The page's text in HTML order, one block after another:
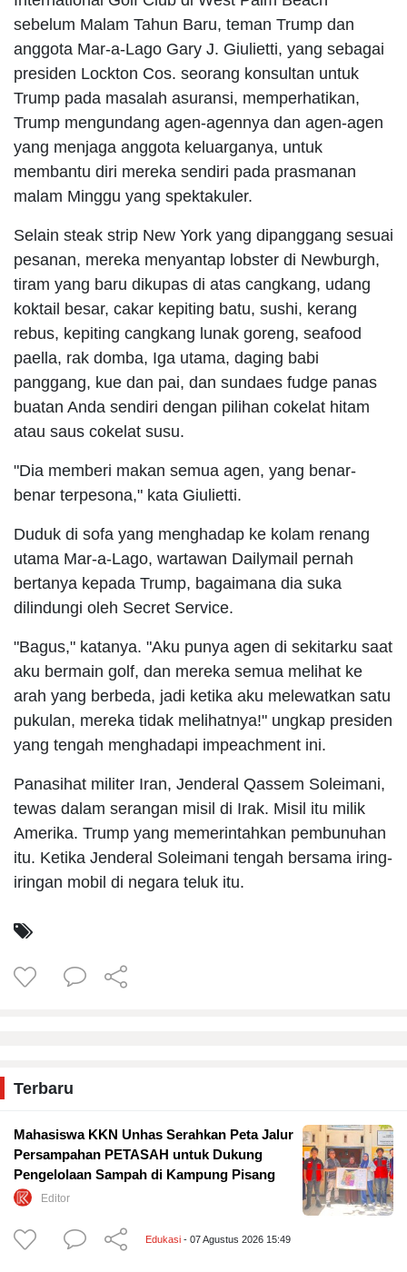
sebelum Malam Tahun Baru, teman Trump dan
anggota Mar-a-Lago Gary J. Giulietti, yang sebagai
presiden Lockton Cos. seorang konsultan untuk
Trump pada masalah asuransi, memperhatikan,
Trump mengundang agen-agennya dan agen-agen
yang menjaga anggota keluarganya, untuk
membantu diri mereka sendiri pada prasmanan
malam Minggu yang spektakuler.
Selain steak strip New York yang dipanggang sesuai
pesanan, mereka menyantap lobster di Newburgh,
tiram yang baru dikupas di atas cangkang, udang
koktail besar, cakar kepiting batu, sushi, kerang
rebus, kepiting cangkang lunak goreng, seafood
paella, rak domba, Iga utama, daging babi
panggang, kue dan pai, dan sundaes fudge panas
buatan Anda sendiri dengan pilihan cokelat hitam
atau saus cokelat susu.
"Dia memberi makan semua agen, yang benar-
benar terpesona," kata Giulietti.
Duduk di sofa yang menghadap ke kolam renang
utama Mar-a-Lago, wartawan Dailymail pernah
bertanya kepada Trump, bagaimana dia suka
dilindungi oleh Secret Service.
"Bagus," katanya. "Aku punya agen di sekitarku saat
aku bermain golf, dan mereka semua melihat ke
arah yang berbeda, jadi ketika aku melewatkan satu
pukulan, mereka tidak melihatnya!" ungkap presiden
yang tengah menghadapi impeachment ini.
Panasihat militer Iran, Jenderal Qassem Soleimani,
tewas dalam serangan misil di Irak. Misil itu milik
Amerika. Trump yang memerintahkan pembunuhan
itu. Ketika Jenderal Soleimani tengah bersama iring-
iringan mobil di negara teluk itu.
Terbaru
Mahasiswa KKN Unhas Serahkan Peta Jalur
Persampahan PETASAH untuk Dukung
Pengelolaan Sampah di Kampung Pisang
Editor
Edukasi - 07 Agustus 2026 15:49